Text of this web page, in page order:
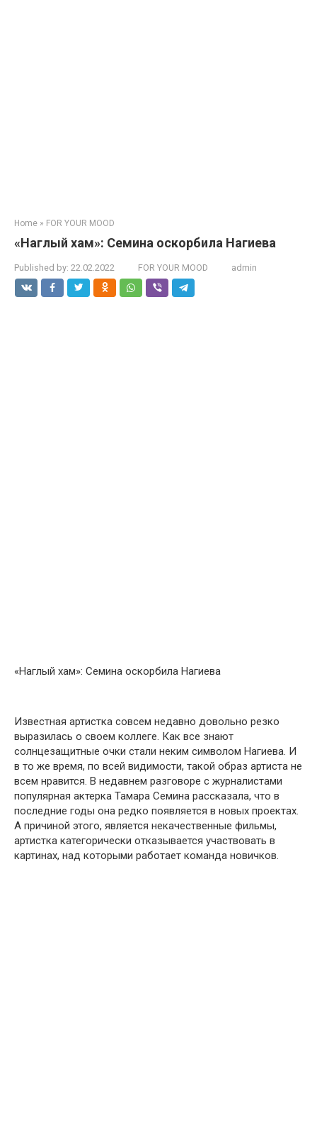
Home » FOR YOUR MOOD
«Наглый хам»: Семина оскорбила Нагиева
Published by: 22.02.2022 FOR YOUR MOOD admin
«Наглый хам»: Семина оскорбила Нагиева
Известная артистка совсем недавно довольно резко
выразилась о своем коллеге. Как все знают
солнцезащитные очки стали неким символом Нагиева. И
в то же время, по всей видимости, такой образ артиста не
всем нравится. В недавнем разговоре с журналистами
популярная актерка Тамара Семина рассказала, что в
последние годы она редко появляется в новых проектах.
А причиной этого, является некачественные фильмы,
артистка категорически отказывается участвовать в
картинах, над которыми работает команда новичков.